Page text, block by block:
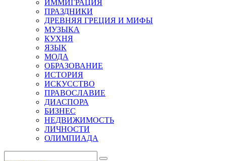
ИММИГРАЦИЯ
ПРАЗДНИКИ
ДРЕВНЯЯ ГРЕЦИЯ И МИФЫ
МУЗЫКА
КУХНЯ
ЯЗЫК
МОДА
ОБРАЗОВАНИЕ
ИСТОРИЯ
ИСКУССТВО
ПРАВОСЛАВИЕ
ДИАСПОРА
БИЗНЕС
НЕДВИЖИМОСТЬ
ЛИЧНОСТИ
ОЛИМПИАДА